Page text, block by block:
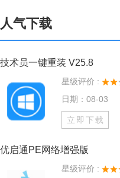
人气下载
技术员一键重装 V25.8
星级评价 :
日期：08-03
立即下载
优启通PE网络增强版
星级评价 :